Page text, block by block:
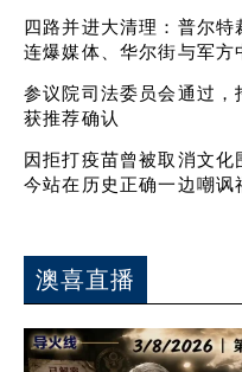
四路并进大清理：普尔特
连爆媒体、华尔街与军方
参议院司法委员会通过，
获推荐确认
因拒打疫苗曾被取消文
今站在历史正确一边嘲讽
澳喜直播